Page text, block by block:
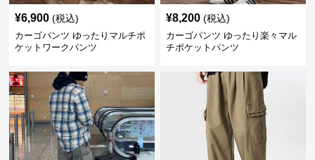
¥6,900 (税込)
カーゴパンツ ゆったりマルチポ
ケットワークパンツ
¥8,200 (税込)
カーゴパンツ ゆったり楽々マル
チポケットパンツ